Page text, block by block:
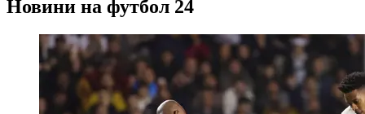
Новини на футбол 24